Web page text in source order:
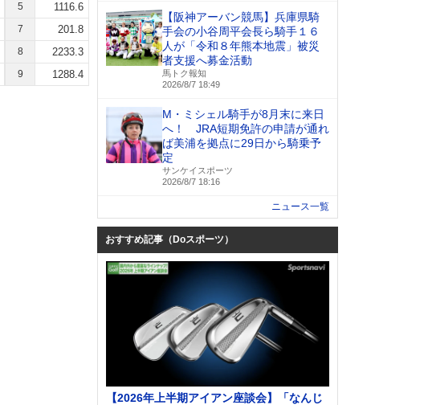
5 1116.6
7 201.8
8 2233.3
9 1288.4
【阪神アーバン競馬】兵庫県騎
手会の小谷周平会長ら騎手１６
人が「令和８年熊本地震」被災
者支援へ募金活動
馬トク報知
2026/8/7 18:49
M・ミシェル騎手が8月末に来日
へ！ JRA短期免許の申請が通れ
ば美浦を拠点に29日から騎乗予
定
サンケイスポーツ
2026/8/7 18:16
ニュース一覧
おすすめ記事（Doスポーツ）
【2026年上半期アイアン座談会】「なんじ